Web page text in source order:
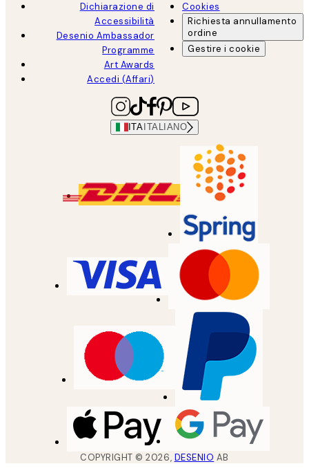
Dichiarazione di
Accessibilità
Desenio Ambassador
Programme
Art Awards
Accedi (Affari)
Cookies
Richiesta annullamento
ordine
Gestire i cookie
ITA ITALIANO
COPYRIGHT ©2026, DESENIO AB